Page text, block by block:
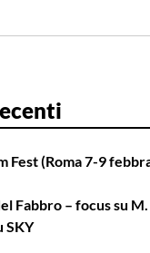
Fest (Roma 7-9
Fabbro – focus su
SKY